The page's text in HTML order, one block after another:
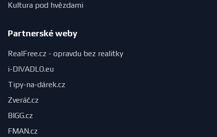
Kultura pod hvězdami
Partnerské weby
RealFree.cz - opravdu bez realitky
i-DIVADLO.eu
Tipy-na-dárek.cz
Zveráč.cz
BIGG.cz
FMAN.cz